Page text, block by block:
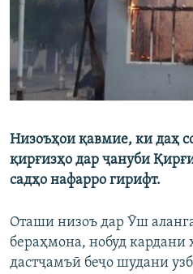
ПАЙГИРӢ КУНЕД
Низоъҳои қавмие, ки даҳ
қирғизҳо дар ҷануби
садҳо нафарро гирифт.
Оташи низоъ дар Ӯш
бераҳмона, нобуд кардани
дастҷамъӣ беҷо шудани